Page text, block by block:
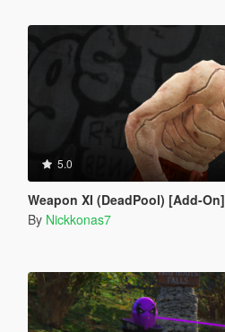
5.0
Weapon XI (DeadPool) [Add-On]
By Nickkonas7